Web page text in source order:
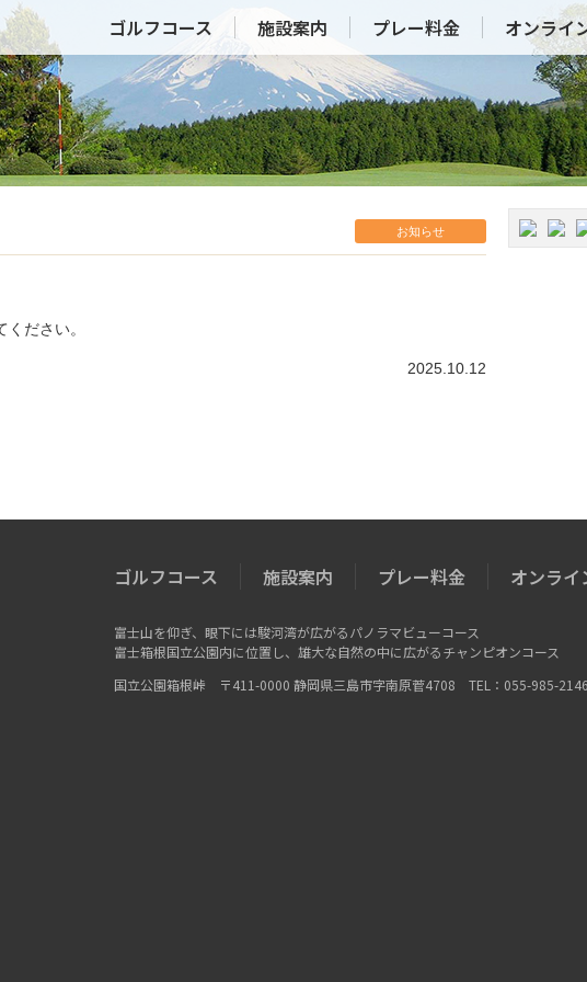
ゴルフコース 施設案内 プレー料金 オンライ
お知らせ
ださい。
2025.10.12
ゴルフコース 施設案内 プレー料金 オンライ
富士山を仰ぎ、眼下には駿河湾が広がるパノラマビューコース
富士箱根国立公園内に位置し、雄大な自然の中に広がるチャンピオンコース
国立公園箱根峠 〒411-0000 静岡県三島市字南原菅4708 TEL：055-985-2146